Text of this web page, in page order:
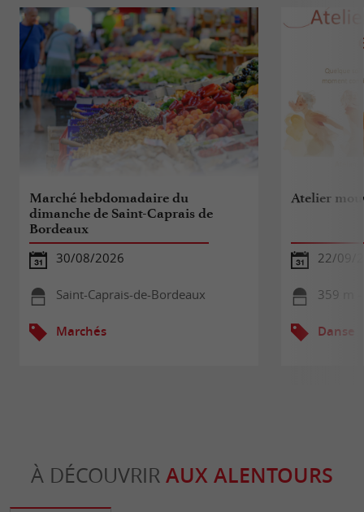
Marché hebdomadaire du
dimanche de Saint-Caprais de
Bordeaux
30/08/2026
Saint-Caprais-de-Bordeaux
Marchés
Atelier
22/09/
359 m -
Danse
À DÉCOUVRIR AUX ALENTOURS